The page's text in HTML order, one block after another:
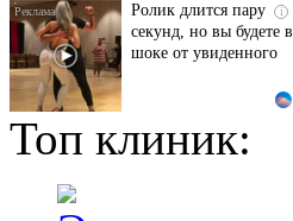
i
Ролик длится пару
секунд, но вы будете в
шоке от увиденного
Ролик из Омска: вы
будете смеяться долго
Топ клиник: